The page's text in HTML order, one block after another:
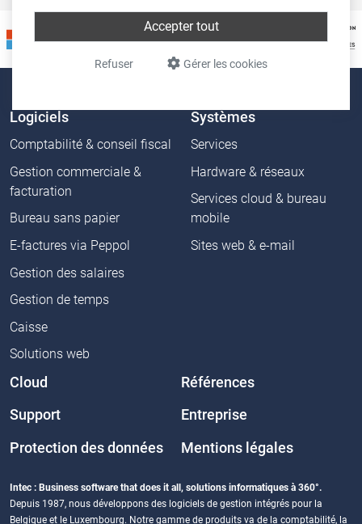
Gérer les cookies
Refuser
Accepter tout
Logiciels
Comptabilité & conseil fiscal
Gestion commerciale &
facturation
Bureau sans papier
E-factures via Peppol
Gestion des salaires
Gestion de temps
Caisse
Solutions web
Systèmes
Services
Hardware & réseaux
Services cloud & bureau
mobile
Sites web & e-mail
Cloud Références
Support Entreprise
Protection des données Mentions légales
Intec : Business software that does it all, solutions informatiques à 360°.
Depuis 1987, nous développons des logiciels de gestion intégrés pour la
Belgique et le Luxembourg. Notre gamme de produits va de la comptabilité, la